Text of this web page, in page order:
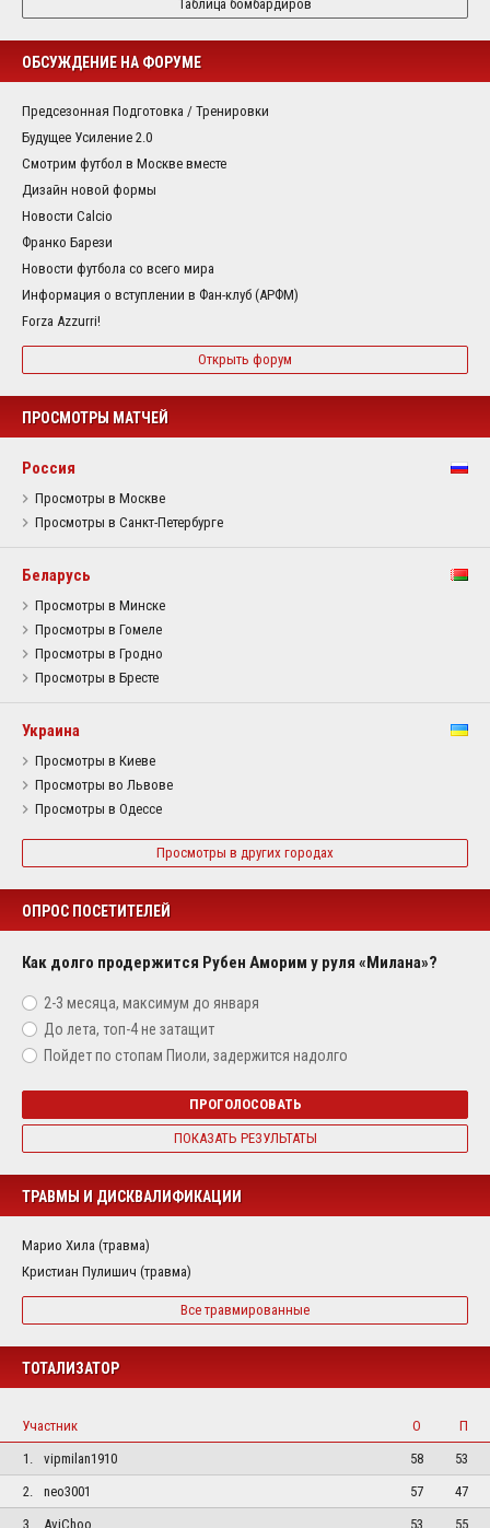
Таблица бомбардиров
ОБСУЖДЕНИЕ НА ФОРУМЕ
Предсезонная Подготовка / Тренировки
Будущее Усиление 2.0
Смотрим футбол в Москве вместе
Дизайн новой формы
Новости Calcio
Франко Барези
Новости футбола со всего мира
Информация о вступлении в Фан-клуб (АРФМ)
Forza Azzurri!
Открыть форум
ПРОСМОТРЫ МАТЧЕЙ
Россия
Просмотры в Москве
Просмотры в Санкт-Петербурге
Беларусь
Просмотры в Минске
Просмотры в Гомеле
Просмотры в Гродно
Просмотры в Бресте
Украина
Просмотры в Киеве
Просмотры во Львове
Просмотры в Одессе
Просмотры в других городах
ОПРОС ПОСЕТИТЕЛЕЙ
Как долго продержится Рубен Аморим у руля «Милана»?
2-3 месяца, максимум до января
До лета, топ-4 не затащит
Пойдет по стопам Пиоли, задержится надолго
ПРОГОЛОСОВАТЬ
ПОКАЗАТЬ РЕЗУЛЬТАТЫ
ТРАВМЫ И ДИСКВАЛИФИКАЦИИ
Марио Хила (травма)
Кристиан Пулишич (травма)
Все травмированные
ТОТАЛИЗАТОР
Участник О
П
1.
vipmilan1910 58
53
2.
neo3001 57
47
3.
AviChoo 53 55